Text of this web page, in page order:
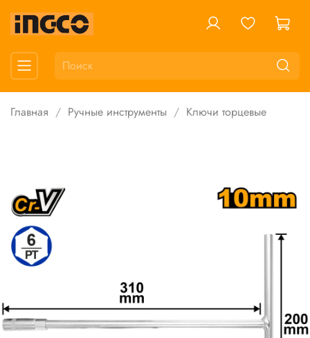
Главная Ручные инструменты Ключи торцевые